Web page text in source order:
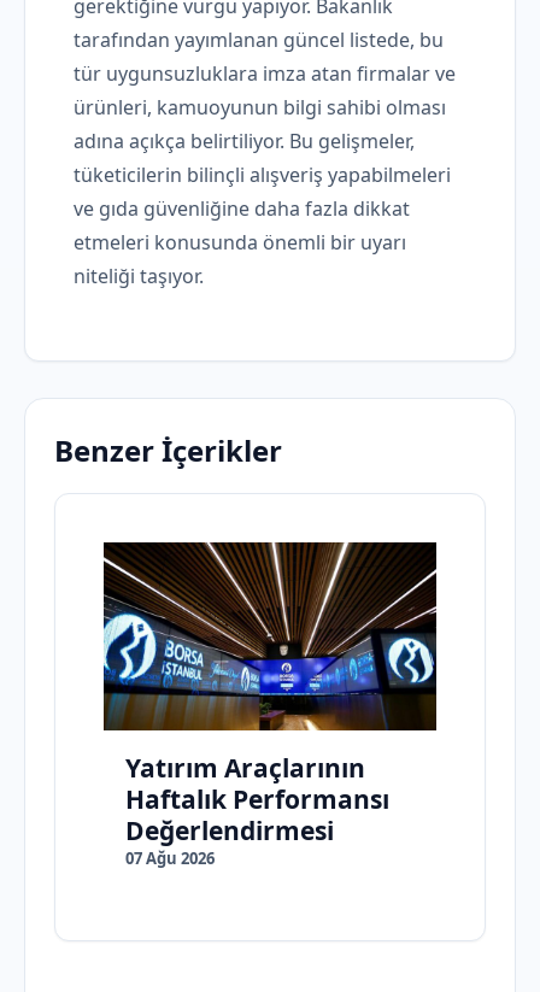
gerektiğine vurgu yapıyor. Bakanlık
tarafından yayımlanan güncel listede, bu
tür uygunsuzluklara imza atan firmalar ve
ürünleri, kamuoyunun bilgi sahibi olması
adına açıkça belirtiliyor. Bu gelişmeler,
tüketicilerin bilinçli alışveriş yapabilmeleri
ve gıda güvenliğine daha fazla dikkat
etmeleri konusunda önemli bir uyarı
niteliği taşıyor.
Benzer İçerikler
Yatırım Araçlarının
Haftalık Performansı
Değerlendirmesi
07 Ağu 2026